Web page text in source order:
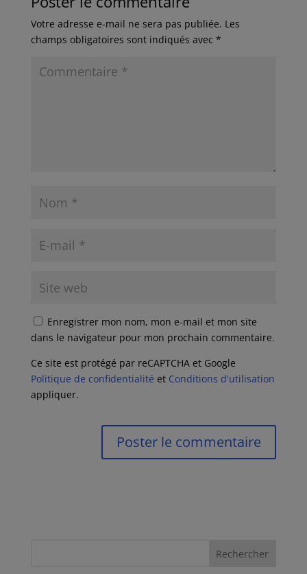
Votre adresse e-mail ne sera pas publiée. Les
champs obligatoires sont indiqués avec *
Enregistrer mon nom, mon e-mail et mon site
dans le navigateur pour mon prochain commentaire.
Ce site est protégé par reCAPTCHA et Google
Politique de confidentialité et Conditions d'utilisation
appliquer.